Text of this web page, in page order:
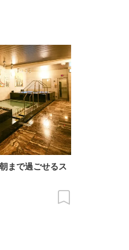
まで過ごせるス